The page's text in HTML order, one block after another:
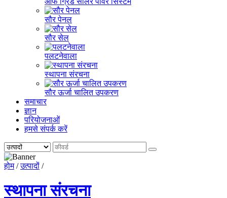
सौर पेनल
सौर सेल
पलटनेवाला
स्थापना संरचना
सौर ऊर्जा चालित उपकरण
समाचार
ज्ञान
परियोजनाओं
हमसे संपर्क करें
होम/उत्पादों /
स्थापना संरचना